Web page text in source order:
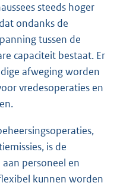
steeds hoger
ondanks de
tussen de
capaciteit bestaat. Er
afweging worden
vredesoperaties en
is de
personeel en
kunnen worden